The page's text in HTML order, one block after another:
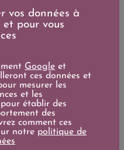
vos données à
pour vous
Google et
ces données et
mesurer les
et les
établir des
des
comment ces
notre politique de